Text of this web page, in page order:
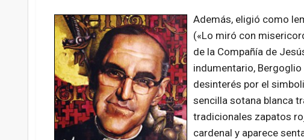
Además, eligió como
(«Lo miró con
de la Compañía de
indumentario,
desinterés por el
sencilla sotana blanca
tradicionales zapatos
cardenal y aparece